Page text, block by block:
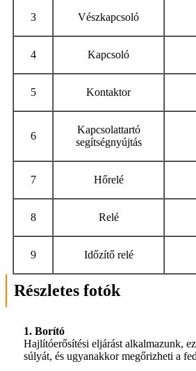
3 Vészkapcsoló
4 Kapcsoló
5 Kontaktor
6
Kapcsolattartó
segítségnyújtás
7 Hőrelé
8 Relé
9 Időzítő relé
Részletes fotók
1. Borító
Hajlítóerősítési eljárást alkalmazunk,
súlyát, és ugyanakkor megőrizheti a